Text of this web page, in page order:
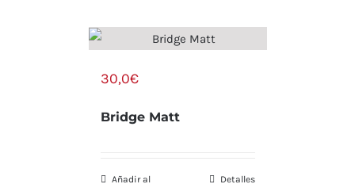
30,0€
Bridge Matt
Añadir al
Detalles